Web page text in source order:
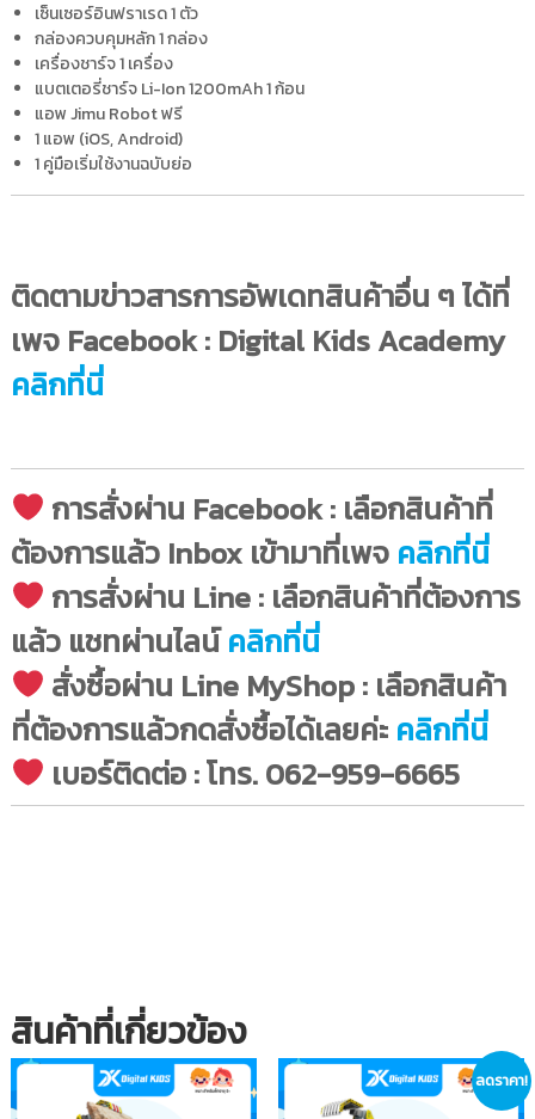
เซ็นเซอร์อินฟราเรด 1 ตัว
กล่องควบคุมหลัก 1 กล่อง
เครื่องชาร์จ 1 เครื่อง
แบตเตอรี่ชาร์จ Li-Ion 1200mAh 1 ก้อน
แอพ Jimu Robot ฟรี
1 แอพ (iOS, Android)
1 คู่มือเริ่มใช้งานฉบับย่อ
ติดตามข่าวสารการอัพเดทสินค้าอื่น ๆ ได้ที่
เพจ Facebook : Digital Kids Academy
คลิกที่นี่
การสั่งผ่าน Facebook : เลือกสินค้าที่
ต้องการแล้ว Inbox เข้ามาที่เพจ คลิกที่นี่
การสั่งผ่าน Line : เลือกสินค้าที่ต้องการ
แล้ว แชทผ่านไลน์คลิกที่นี่
สั่งซื้อผ่าน Line MyShop : เลือกสินค้า
ที่ต้องการแล้วกดสั่งซื้อได้เลยค่ะ คลิกที่นี่
เบอร์ติดต่อ : โทร. 062-959-6665
สินค้าที่เกี่ยวข้อง
ลดราคา!